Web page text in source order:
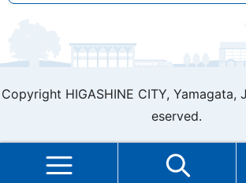
Copyright HIGASHINE CITY, Yamagata,
eserved.